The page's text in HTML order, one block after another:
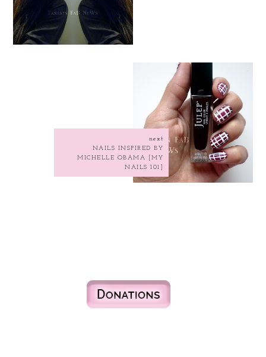
next
NAILS INSPIRED BY
MICHELLE OBAMA [MY
NAILS 101]